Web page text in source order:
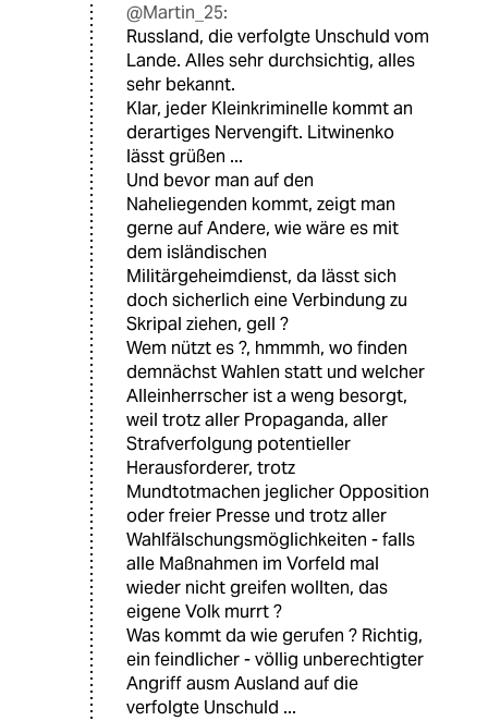
@Martin_25:
Russland, die verfolgte Unschuld vom
Lande. Alles sehr durchsichtig, alles
sehr bekannt.
Klar, jeder Kleinkriminelle kommt an
derartiges Nervengift. Litwinenko
lässt grüßen ...
Und bevor man auf den
Naheliegenden kommt, zeigt man
gerne auf Andere, wie wäre es mit
dem isländischen
Militärgeheimdienst, da lässt sich
doch sicherlich eine Verbindung zu
Skripal ziehen, gell ?
Wem nützt es ?, hmmmh, wo finden
demnächst Wahlen statt und welcher
Alleinherrscher ist a weng besorgt,
weil trotz aller Propaganda, aller
Strafverfolgung potentieller
Herausforderer, trotz
Mundtotmachen jeglicher Opposition
oder freier Presse und trotz aller
Wahlfälschungsmöglichkeiten - falls
alle Maßnahmen im Vorfeld mal
wieder nicht greifen wollten, das
eigene Volk murrt ?
Was kommt da wie gerufen ? Richtig,
ein feindlicher - völlig unberechtigter
Angriff ausm Ausland auf die
verfolgte Unschuld ...